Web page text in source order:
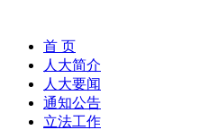
首 页
人大简介
人大要闻
通知公告
立法工作